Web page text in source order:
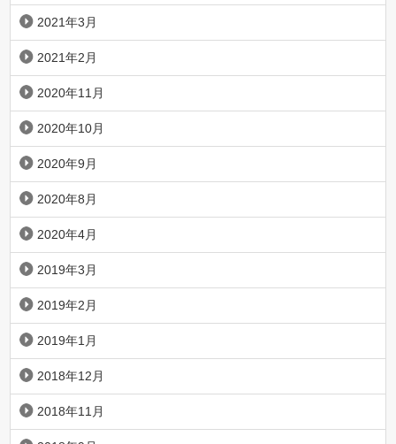
2021年3月
2021年2月
2020年11月
2020年10月
2020年9月
2020年8月
2020年4月
2019年3月
2019年2月
2019年1月
2018年12月
2018年11月